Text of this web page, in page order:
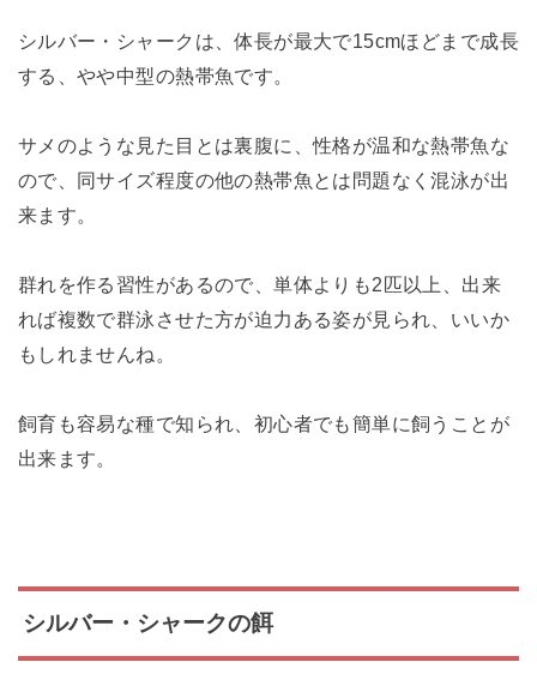
シルバー・シャークは、体長が最大で15cmほどまで成長
する、やや中型の熱帯魚です。
サメのような見た目とは裏腹に、性格が温和な熱帯魚な
ので、同サイズ程度の他の熱帯魚とは問題なく混泳が出
来ます。
群れを作る習性があるので、単体よりも2匹以上、出来
れば複数で群泳させた方が迫力ある姿が見られ、いいか
もしれませんね。
飼育も容易な種で知られ、初心者でも簡単に飼うことが
出来ます。
シルバー・シャークの餌